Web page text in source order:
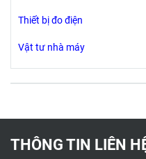
Thiết bị đo điện
Vật tư nhà máy
THÔNG TIN LIÊN